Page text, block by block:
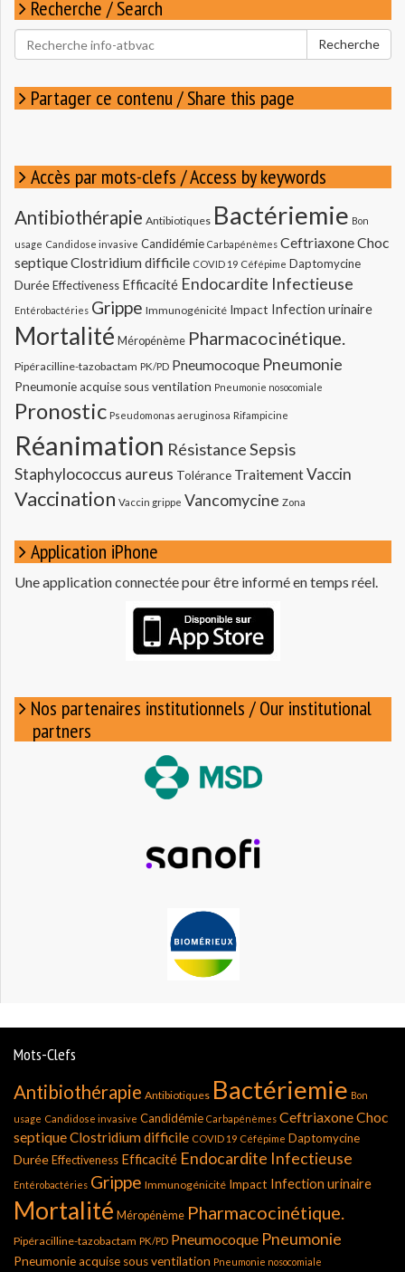
Recherche / Search
Rechercher
pour
Recherche
Partager ce contenu / Share this page
Accès par mots-clefs / Access by keywords
Antibiothérapie Antibiotiques Bactériemie Bon
usage Candidose invasive Candidémie Carbapénèmes CeftriaxoneChoc
septiqueClostridium difficile COVID 19 Céfépime Daptomycine
Durée Effectiveness Efficacité Endocardite Infectieuse
Entérobactéries Grippe Immunogénicité Impact Infection urinaire
Mortalité Méropénème Pharmacocinétique.
Pipéracilline-tazobactam PK/PD Pneumocoque Pneumonie
Pneumonie acquise sous ventilation Pneumonie nosocomiale
Pronostic Pseudomonas aeruginosa Rifampicine
Réanimation RésistanceSepsis
Staphylococcus aureus Tolérance TraitementVaccin
Vaccination Vaccin grippe Vancomycine Zona
Application iPhone
Une application connectée pour être informé en temps réel.
Nos partenaires institutionnels / Our institutional
partners
Mots-Clefs
Antibiothérapie Antibiotiques Bactériemie Bon
usage Candidose invasive Candidémie Carbapénèmes CeftriaxoneChoc
septiqueClostridium difficile COVID 19 Céfépime Daptomycine
Durée Effectiveness Efficacité Endocardite Infectieuse
Entérobactéries Grippe Immunogénicité Impact Infection urinaire
Mortalité Méropénème Pharmacocinétique.
Pipéracilline-tazobactam PK/PD Pneumocoque Pneumonie
Pneumonie acquise sous ventilation Pneumonie nosocomiale